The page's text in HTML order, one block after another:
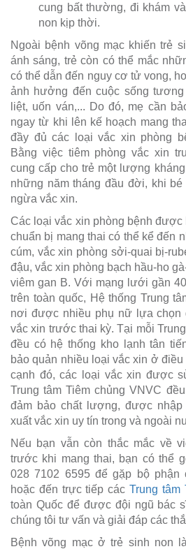
cung bất thường, đi khám
non kịp thời.
Ngoài bệnh võng mạc khiến trẻ
ánh sáng, trẻ còn có thể mắc
có thể dẫn đến nguy cơ tử vong,
ảnh hưởng đến cuộc sống
liệt, uốn ván,... Do đó, mẹ cần
ngay từ khi lên kế hoạch mang
đầy đủ các loại vắc xin phòng
Bằng việc tiêm phòng vắc xin
cung cấp cho trẻ một lượng
những năm tháng đầu đời, khi
ngừa vắc xin.
Các loại vắc xin phòng bệnh
chuẩn bị mang thai có thể kể đến
cúm, vắc xin phòng sởi-quai bị-
đậu, vắc xin phòng bạch hầu-ho
viêm gan B. Với mạng lưới gần
trên toàn quốc, Hệ thống Trung
nơi được nhiều phụ nữ lựa chọn
vắc xin trước thai kỳ. Tại mỗi
đều có hệ thống kho lạnh tân
bảo quản nhiều loại vắc xin ở
cạnh đó, các loại vắc xin được
Trung tâm Tiêm chủng VNVC
đảm bảo chất lượng, được
xuất vắc xin uy tín trong và ngoài
Nếu bạn vẫn còn thắc mắc về
trước khi mang thai, bạn có thể
028 7102 6595 để gặp bộ phận
hoặc đến trực tiếp các Trung tâm
toàn Quốc để được đội ngũ bác
chúng tôi tư vấn và giải đáp các
Bệnh võng mạc ở trẻ sinh non